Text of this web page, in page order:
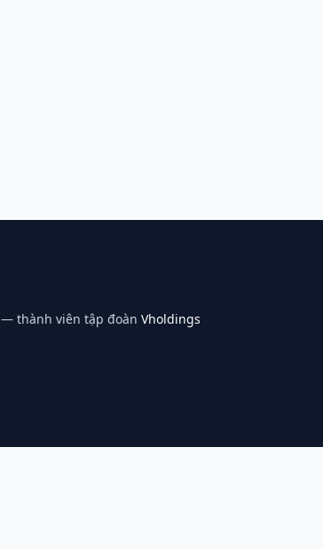
— thành viên tập đoàn Vholdings